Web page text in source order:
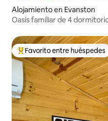
Alojamiento en Evanston
Oasis familiar de 4
Favorito entre huéspedes
Favorito entre huéspedes